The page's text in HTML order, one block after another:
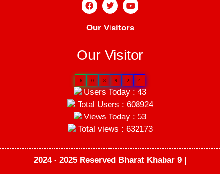
Our Visitors
Our Visitor
6 0 8 9 2 4
Users Today : 43
Total Users : 608924
Views Today : 53
Total views : 632173
2024 - 2025 Reserved Bharat Khabar 9 |